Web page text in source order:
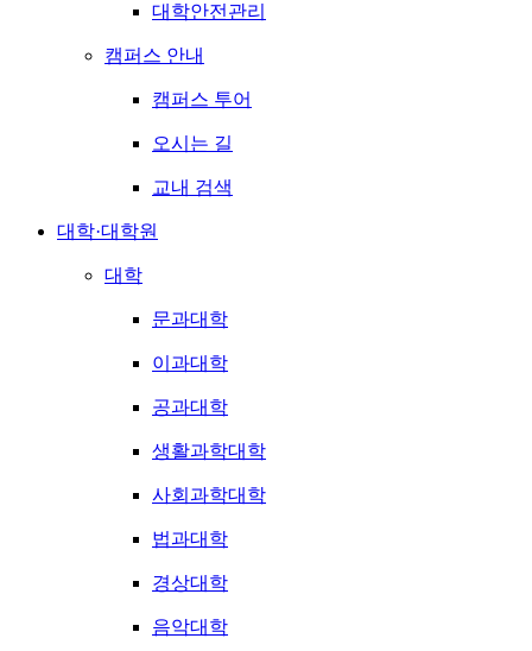
대학안전관리
캠퍼스 안내
캠퍼스 투어
오시는 길
교내 검색
대학·대학원
대학
문과대학
이과대학
공과대학
생활과학대학
사회과학대학
법과대학
경상대학
음악대학